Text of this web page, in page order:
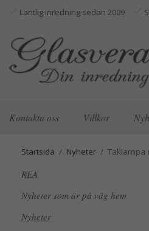
Lantlig inredning sedan 2009
Kontakta oss Villkor
Startsida / Nyheter / Taklampa
REA
Nyheter som är på väg hem
Nyheter